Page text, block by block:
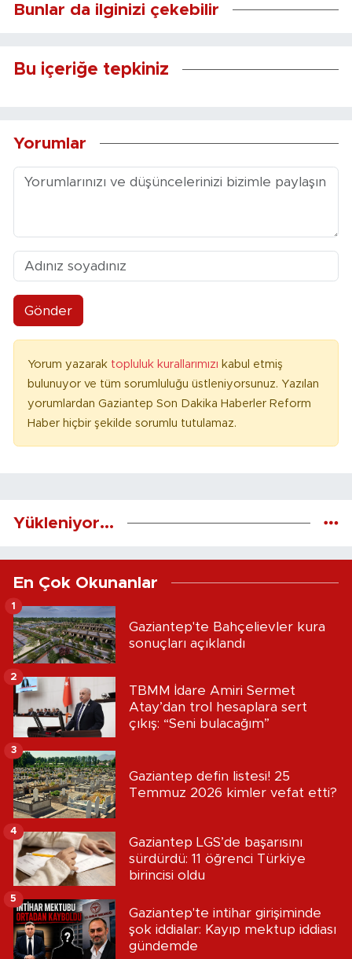
Bunlar da ilginizi çekebilir
Bu içeriğe tepkiniz
Yorumlar
Gönder
Yorum yazarak topluluk kurallarımızı kabul etmiş
bulunuyor ve tüm sorumluluğu üstleniyorsunuz. Yazılan
yorumlardan Gaziantep Son Dakika Haberler Reform
Haber hiçbir şekilde sorumlu tutulamaz.
Yükleniyor...
En Çok Okunanlar
Gaziantep'te Bahçelievler kura
sonuçları açıklandı
1
TBMM İdare Amiri Sermet
Atay’dan trol hesaplara sert
çıkış: “Seni bulacağım”
2
Gaziantep defin listesi! 25
Temmuz 2026 kimler vefat etti?
3
Gaziantep LGS’de başarısını
sürdürdü: 11 öğrenci Türkiye
birincisi oldu
4
Gaziantep'te intihar girişiminde
şok iddialar: Kayıp mektup iddiası
gündemde
5